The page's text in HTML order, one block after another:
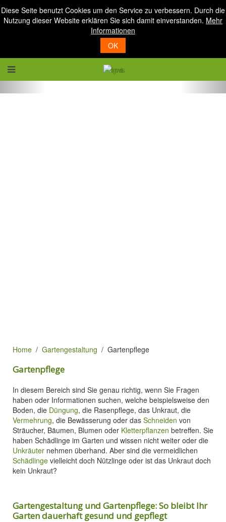
Diese Seite benutzt Cookies um den Service zu verbessern. Durch die
Nutzung dieser Website erklären Sie sich damit einverstanden. Mehr
Informationen
OK
Home Gartengestaltung Gartenpflege
Gartenpflege
In diesem Bereich sind Sie genau richtig, wenn Sie Fragen
haben oder Informationen suchen, welche beispielsweise den
Boden, die Düngung, die Rasenpflege, das Unkraut, die
Vermehrung, die Bewässerung oder das Schneiden von
Sträucher, Bäumen, Blumen oder Kletterpflanzen betreffen. Sie
haben Schädlinge im Garten und wissen nicht weiter oder die
Unkräuter nehmen überhand. Aber sind die vermeidlichen
Schädlinge vielleicht doch Nützlinge oder ist das Unkraut doch
kein Unkraut?
Gartengestaltung und Gartenpflege: So bleibt Ihr
Garten dauerhaft gesund und gepflegt